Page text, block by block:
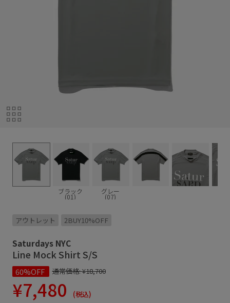
ブラック
(01)
グレー
(07)
アウトレット 2BUY10%OFF
Saturdays NYC
Line Mock Shirt S/S
60%OFF 通常価格:¥18,700
¥7,480 (税込)